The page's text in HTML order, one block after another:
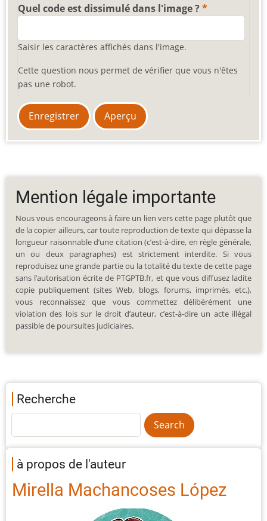
Quel code est dissimulé dans l'image ?
Saisir les caractères affichés dans l'image.
Cette question nous permet de vérifier que vous n'êtes
pas une robot.
Mention légale importante
Nous vous encourageons à faire un lien vers cette page plutôt que
de la copier ailleurs, car toute reproduction de texte qui dépasse la
longueur raisonnable d’une citation (c’est-à-dire, en règle générale,
un ou deux paragraphes) est strictement interdite. Si vous
reproduisez une grande partie ou la totalité du texte de cette page
sans l’autorisation écrite de PTGPTB.fr, et que vous diffusez ladite
copie publiquement (sites Web, blogs, forums, imprimés, etc.),
vous reconnaissez que vous commettez délibérément une
violation des lois sur le droit d’auteur, c’est-à-dire un acte illégal
passible de poursuites judiciaires.
Recherche
à propos de l'auteur
Mirella Machancoses López